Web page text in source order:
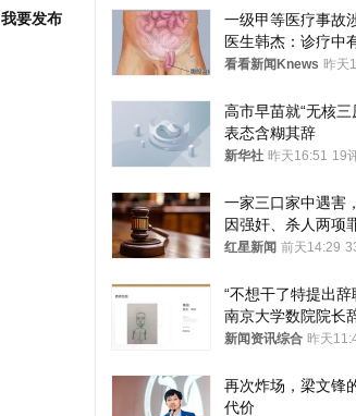
我要发布
一级甲等医疗事故
医生韩杰：诊疗中
我认错，但不能认
看看新闻Knews 昨天
高市早苗就“无核三
表态含糊其辞
新华社 昨天16:51 19
一家三口家中遇害
因强奸、杀人两项
死缓 最高检介入后
红星新闻 前天14:29
“不想干了特提出辞
南京大学数院院长
传 院方回应
新闻资讯综合 昨天
再次炸场，梁文锋
代价